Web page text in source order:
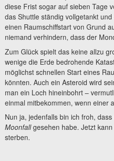
diese Frist sogar auf sieben Tage
das Shuttle ständig vollgetankt
einen Raumschiffstart von Grund
niemand verhindern, dass der
Zum Glück spielt das keine allzu
wenige die Erde bedrohende
möglichst schnellen Start eines
könnten. Auch ein Asteroid wird
man ein Loch hineinbohrt –
einmal mitbekommen, wenn einer
Nun ja, jedenfalls bin ich froh,
Moonfallgesehen habe. Jetzt
sterben.